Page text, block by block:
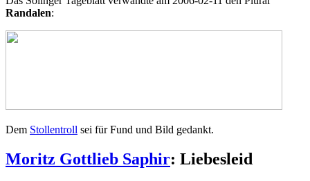
Randalen:
Dem Stollentroll sei für Fund und Bild gedankt.
Moritz Gottlieb Saphir: Liebesleid